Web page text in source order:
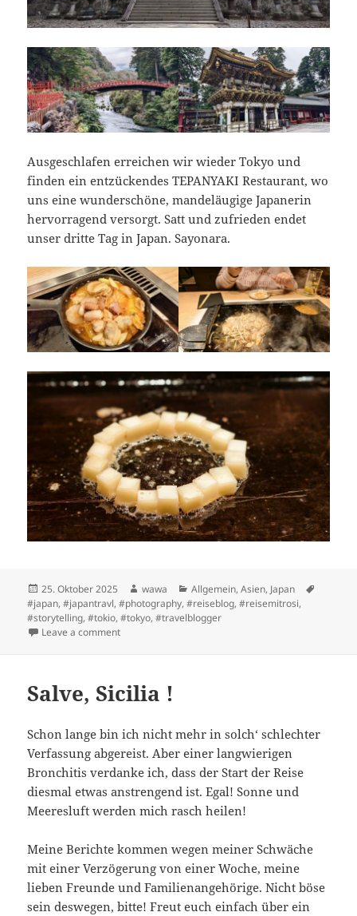
Ausgeschlafen erreichen wir wieder Tokyo und
finden ein entzückendes TEPANYAKI Restaurant, wo
uns eine wunderschöne, mandeläugige Japanerin
hervorragend versorgt. Satt und zufrieden endet
unser dritte Tag in Japan. Sayonara.
Posted
on
25. Oktober 2025 Author
wawa Categories
Allgemein,Asien, Japan
#japan,#japantravl,#photography,#reiseblog,#reisemitrosi,
#storytelling,#tokio,#tokyo,#travelblogger
Leave a commenton Aufregende Zugfahrt nach NIKKO
Salve, Sicilia !
Schon lange bin ich nicht mehr in solch‘ schlechter
Verfassung abgereist. Aber einer langwierigen
Bronchitis verdanke ich, dass der Start der Reise
diesmal etwas anstrengend ist. Egal! Sonne und
Meeresluft werden mich rasch heilen!
Meine Berichte kommen wegen meiner Schwäche
mit einer Verzögerung von einer Woche, meine
lieben Freunde und Familienangehörige. Nicht böse
sein deswegen, bitte! Freut euch einfach über ein